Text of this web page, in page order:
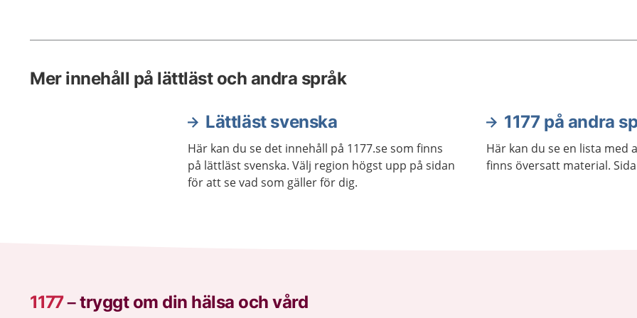
Mer innehåll på lättläst och andra språk
Lättläst svenska
Här kan du se det innehåll på 1177.se som finns
på lättläst svenska. Välj region högst upp på sidan
för att se vad som gäller för dig.
1177 på andra
Här kan du se en lista med
finns översatt material.
1177–tryggt om din hälsa och vård